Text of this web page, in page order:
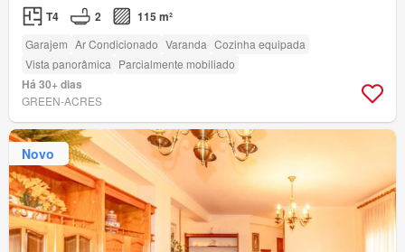
T4 2 115 m²
Garajem Ar Condicionado Varanda Cozinha equipada
Vista panorâmica Parcialmente mobiliado
Há 30+ dias
GREEN-ACRES
Novo